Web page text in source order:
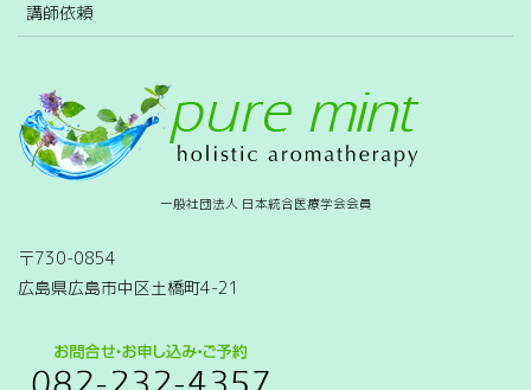
講師依頼
一般社団法人 日本統合医療学会会員
〒730-0854
広島県広島市中区土橋町4-21